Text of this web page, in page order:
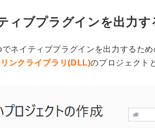
ィブプラグインを出力
ネイティブプラグインを出力するため
ンクライブラリ(DLL)のプロジェクト